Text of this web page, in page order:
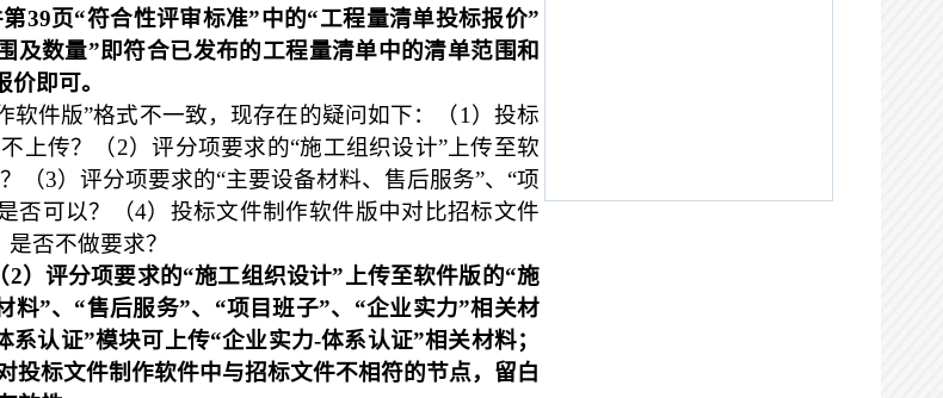
39页“符合性评审标准”中的“工程量清单投标报价”
及数量”即符合已发布的工程量清单中的清单范围和
价即可。
软件版”格式不一致，现存在的疑问如下：（1 ）投标
上传？（2）评分项要求的“施工组织设计”上传至软
（3）评分项要求的“主要设备材料、售后服务”、“项
否可以？（4）投标文件制作软件版中对比招标文件
否不做要求？
2）评分项要求的“施工组织设计”上传至软件版的“施
料”、“售后服务”、“项目班子”、“企业实力”相关材
系认证”模块可上传“企业实力-体系认证”相关材料；
投标文件制作软件中与招标文件不相符的节点，留白